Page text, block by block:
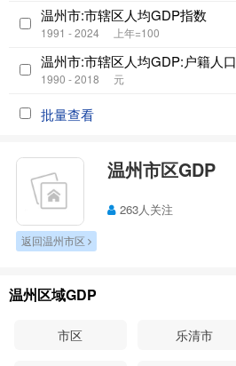
温州市:市辖区人均GDP指数
1991 - 2024 上年=100
温州市:市辖区人均GDP:户籍人口
1990 - 2018 元
批量查看
温州市区GDP
263人关注
返回温州市区
温州区域GDP
市区 乐清市